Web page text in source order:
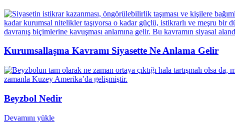
Kurumsallaşma Kavramı Siyasette Ne Anlama Gelir
Beyzbol Nedir
Devamını yükle